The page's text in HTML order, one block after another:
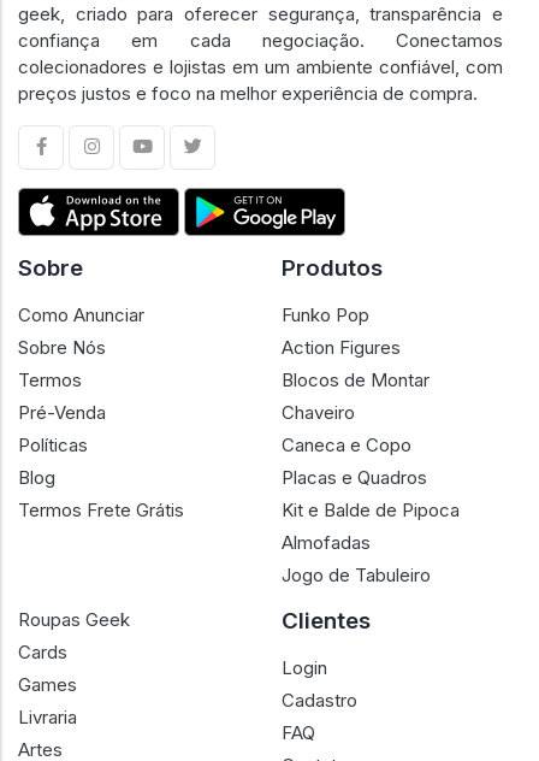
geek, criado para oferecer segurança, transparência e
confiança em cada negociação. Conectamos
colecionadores e lojistas em um ambiente confiável, com
preços justos e foco na melhor experiência de compra.
Sobre
Como Anunciar
Sobre Nós
Termos
Pré-Venda
Políticas
Blog
Termos Frete Grátis
Produtos
Funko Pop
Action Figures
Blocos de Montar
Chaveiro
Caneca e Copo
Placas e Quadros
Kit e Balde de Pipoca
Almofadas
Jogo de Tabuleiro
Roupas Geek
Cards
Games
Livraria
Artes
Clientes
Login
Cadastro
FAQ